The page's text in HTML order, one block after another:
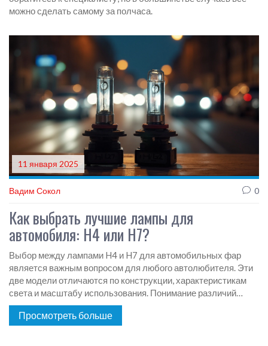
можно сделать самому за полчаса.
11 января 2025
Вадим Сокол 0
Как выбрать лучшие лампы для
автомобиля: H4 или H7?
Выбор между лампами H4 и H7 для автомобильных фар
является важным вопросом для любого автолюбителя. Эти
две модели отличаются по конструкции, характеристикам
света и масштабу использования. Понимание различий
может помочь выбрать оптимальный свет для различных
условий эксплуатации. Это поможет улучшить
Просмотреть больше